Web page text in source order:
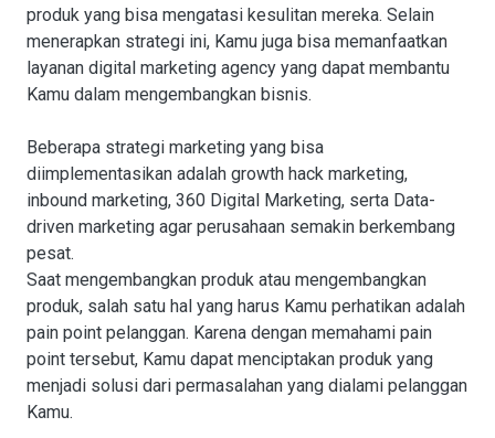
produk yang bisa mengatasi kesulitan mereka. Selain
menerapkan strategi ini, Kamu juga bisa memanfaatkan
layanan digital marketing agency yang dapat membantu
Kamu dalam mengembangkan bisnis.
Beberapa strategi marketing yang bisa
diimplementasikan adalah growth hack marketing,
inbound marketing, 360 Digital Marketing, serta Data-
driven marketing agar perusahaan semakin berkembang
pesat.
Saat mengembangkan produk atau mengembangkan
produk, salah satu hal yang harus Kamu perhatikan adalah
pain point pelanggan. Karena dengan memahami pain
point tersebut, Kamu dapat menciptakan produk yang
menjadi solusi dari permasalahan yang dialami pelanggan
Kamu.